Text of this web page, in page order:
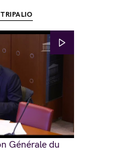
Générale du